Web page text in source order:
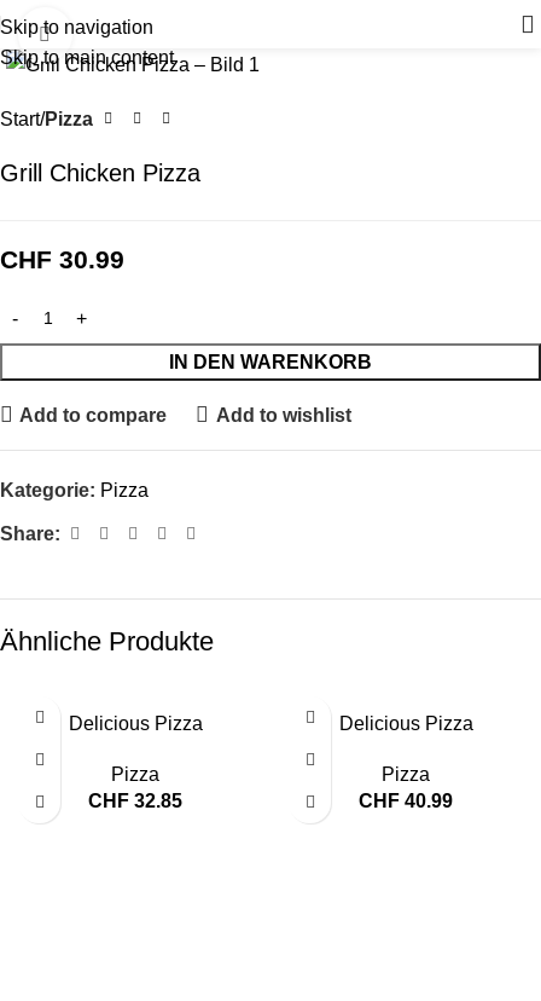
Skip to navigation
Skip to main content
Click to enlarge
Start Pizza
Grill Chicken Pizza
CHF 30.99
IN DEN WARENKORB
Add to compare Add to wishlist
Kategorie: Pizza
Share:
Ähnliche Produkte
Delicious Pizza
Pizza
CHF 32.85
Delicious Pizza
Pizza
CHF 40.99